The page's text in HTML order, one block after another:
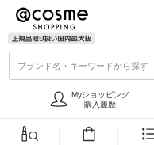
ブランド名・キーワードから探す
Myショッピング
購入履歴